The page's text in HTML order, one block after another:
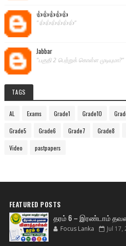
👍👍👍👍👍
"👍👍👍👍👍👍"
Jabbar
"பகுதி 2 பெற்றுக் கொள்ள முடியுமா?"
TAGS
AL Exams Grade1 Grade10
Grade5 Grade6 Grade7 Grade8
Video pastpapers
FEATURED POSTS
தரம் 6 – இரண்டாம்
Focus Lanka Jul 17,